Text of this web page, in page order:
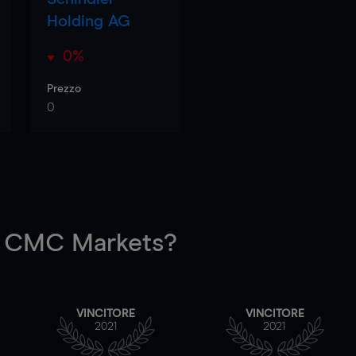
Holding AG
0%
Prezzo
0
Markets?
VINCITORE
2021
VINCITORE
2021